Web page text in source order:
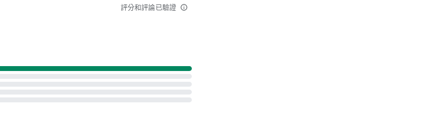
或鼓勵，我們都會用心回覆不辜負！
評分和評論已驗證 info_outline